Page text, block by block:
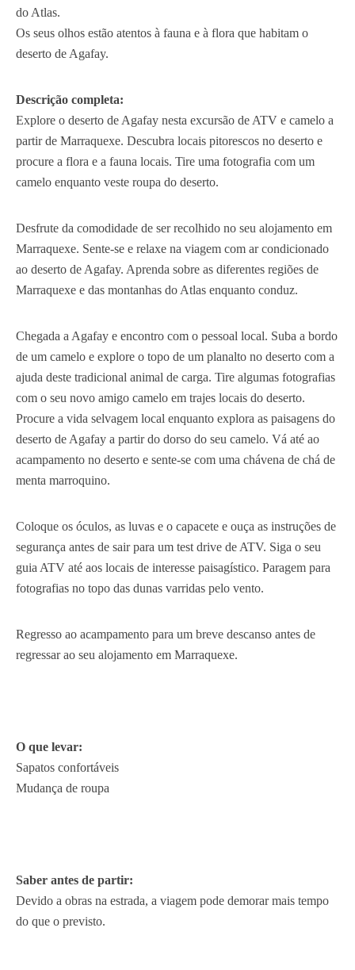
do Atlas.
Os seus olhos estão atentos à fauna e à flora que habitam o
deserto de Agafay.
Descrição completa:
Explore o deserto de Agafay nesta excursão de ATV e camelo a
partir de Marraquexe. Descubra locais pitorescos no deserto e
procure a flora e a fauna locais. Tire uma fotografia com um
camelo enquanto veste roupa do deserto.
Desfrute da comodidade de ser recolhido no seu alojamento em
Marraquexe. Sente-se e relaxe na viagem com ar condicionado
ao deserto de Agafay. Aprenda sobre as diferentes regiões de
Marraquexe e das montanhas do Atlas enquanto conduz.
Chegada a Agafay e encontro com o pessoal local. Suba a bordo
de um camelo e explore o topo de um planalto no deserto com a
ajuda deste tradicional animal de carga. Tire algumas fotografias
com o seu novo amigo camelo em trajes locais do deserto.
Procure a vida selvagem local enquanto explora as paisagens do
deserto de Agafay a partir do dorso do seu camelo. Vá até ao
acampamento no deserto e sente-se com uma chávena de chá de
menta marroquino.
Coloque os óculos, as luvas e o capacete e ouça as instruções de
segurança antes de sair para um test drive de ATV. Siga o seu
guia ATV até aos locais de interesse paisagístico. Paragem para
fotografias no topo das dunas varridas pelo vento.
Regresso ao acampamento para um breve descanso antes de
regressar ao seu alojamento em Marraquexe.
O que levar:
Sapatos confortáveis
Mudança de roupa
Saber antes de partir:
Devido a obras na estrada, a viagem pode demorar mais tempo
do que o previsto.